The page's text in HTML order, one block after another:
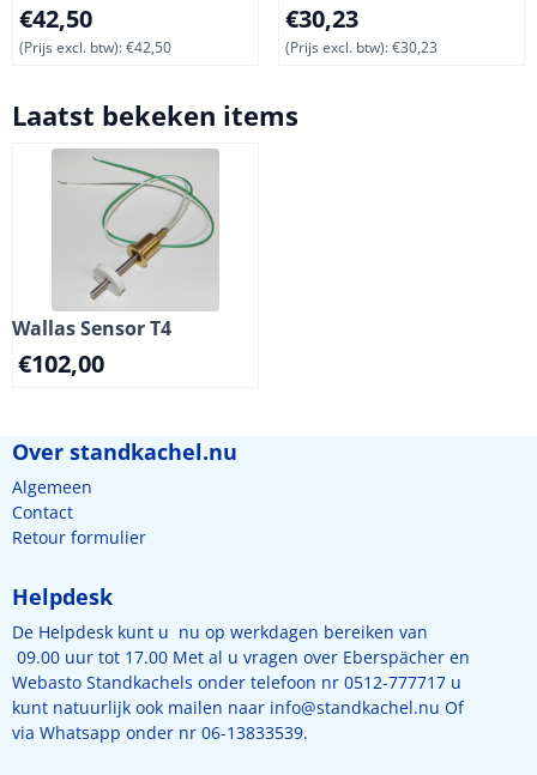
Prijs: 42,50, exclusief btw: 42,50
€42,50
(Prijs excl. btw):€42,50
Prijs: 30,23, exclusief btw:
€30,23
(Prijs excl. btw):€30,23
Laatst bekeken items
Wallas Sensor T4
€102,00
Over standkachel.nu
Algemeen
Contact
Retour formulier
Helpdesk
De Helpdesk kunt u nu op werkdagen bereiken van
09.00 uur tot 17.00 Met al u vragen over Eberspächer en
Webasto Standkachels onder telefoon nr 0512-777717 u
kunt natuurlijk ook mailen naar info@standkachel.nu Of
via Whatsapp onder nr 06-13833539.